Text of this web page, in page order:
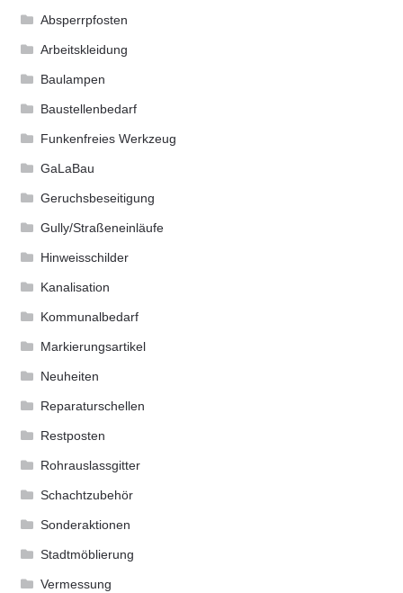
Stadtmöblierung
Verschiedenes
Werkzeuge
Absperrpfosten
Arbeitskleidung
Baulampen
Baustellenbedarf
Funkenfreies Werkzeug
GaLaBau
Geruchsbeseitigung
Gully/Straßeneinläufe
Hinweisschilder
Kanalisation
Kommunalbedarf
Markierungsartikel
Neuheiten
Reparaturschellen
Restposten
Rohrauslassgitter
Schachtzubehör
Sonderaktionen
Stadtmöblierung
Vermessung